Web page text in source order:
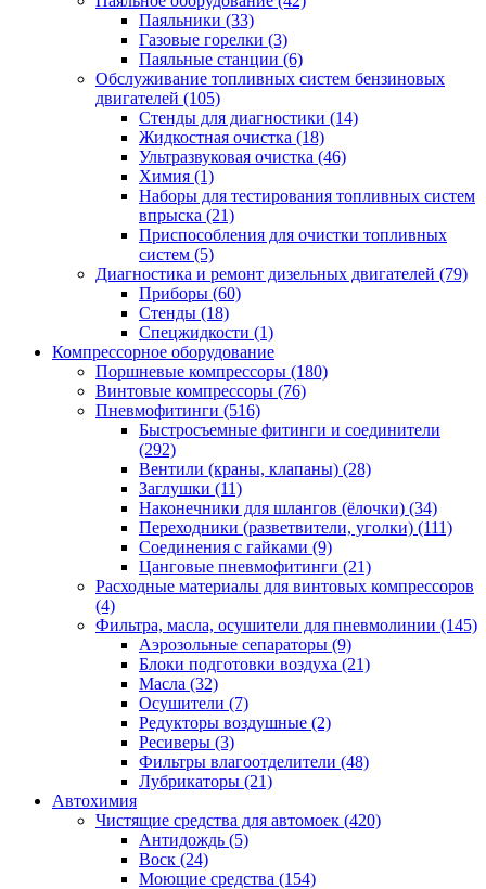
Паяльники (33)
Газовые горелки (3)
Паяльные станции (6)
Обслуживание топливных систем бензиновых
двигателей (105)
Стенды для диагностики (14)
Жидкостная очистка (18)
Ультразвуковая очистка (46)
Химия (1)
Наборы для тестирования топливных систем
впрыска (21)
Приспособления для очистки топливных
систем (5)
Диагностика и ремонт дизельных двигателей (79)
Приборы (60)
Стенды (18)
Спецжидкости (1)
Компрессорное оборудование
Поршневые компрессоры (180)
Винтовые компрессоры (76)
Пневмофитинги (516)
Быстросъемные фитинги и соединители
(292)
Вентили (краны, клапаны) (28)
Заглушки (11)
Наконечники для шлангов (ёлочки) (34)
Переходники (разветвители, уголки) (111)
Соединения с гайками (9)
Цанговые пневмофитинги (21)
Расходные материалы для винтовых компрессоров
(4)
Фильтра, масла, осушители для пневмолинии (145)
Аэрозольные сепараторы (9)
Блоки подготовки воздуха (21)
Масла (32)
Осушители (7)
Редукторы воздушные (2)
Ресиверы (3)
Фильтры влагоотделители (48)
Лубрикаторы (21)
Автохимия
Чистящие средства для автомоек (420)
Антидождь (5)
Воск (24)
Моющие средства (154)